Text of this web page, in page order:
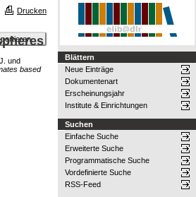
Drucken
und
based
Blättern
Neue Einträge
Dokumentenart
Erscheinungsjahr
Institute & Einrichtungen
Suchen
Einfache Suche
Erweiterte Suche
Programmatische Suche
Vordefinierte Suche
RSS-Feed